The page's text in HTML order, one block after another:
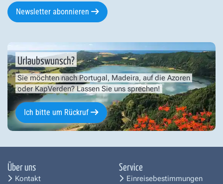
Newsletter abonnieren
Urlaubswunsch?
Sie möchten nach Portugal, Madeira, auf die Azoren
oder KapVerden? Lassen Sie uns sprechen!
Ich bitte um Rückruf
Über uns
Kontakt
Service
Einreisebestimmungen